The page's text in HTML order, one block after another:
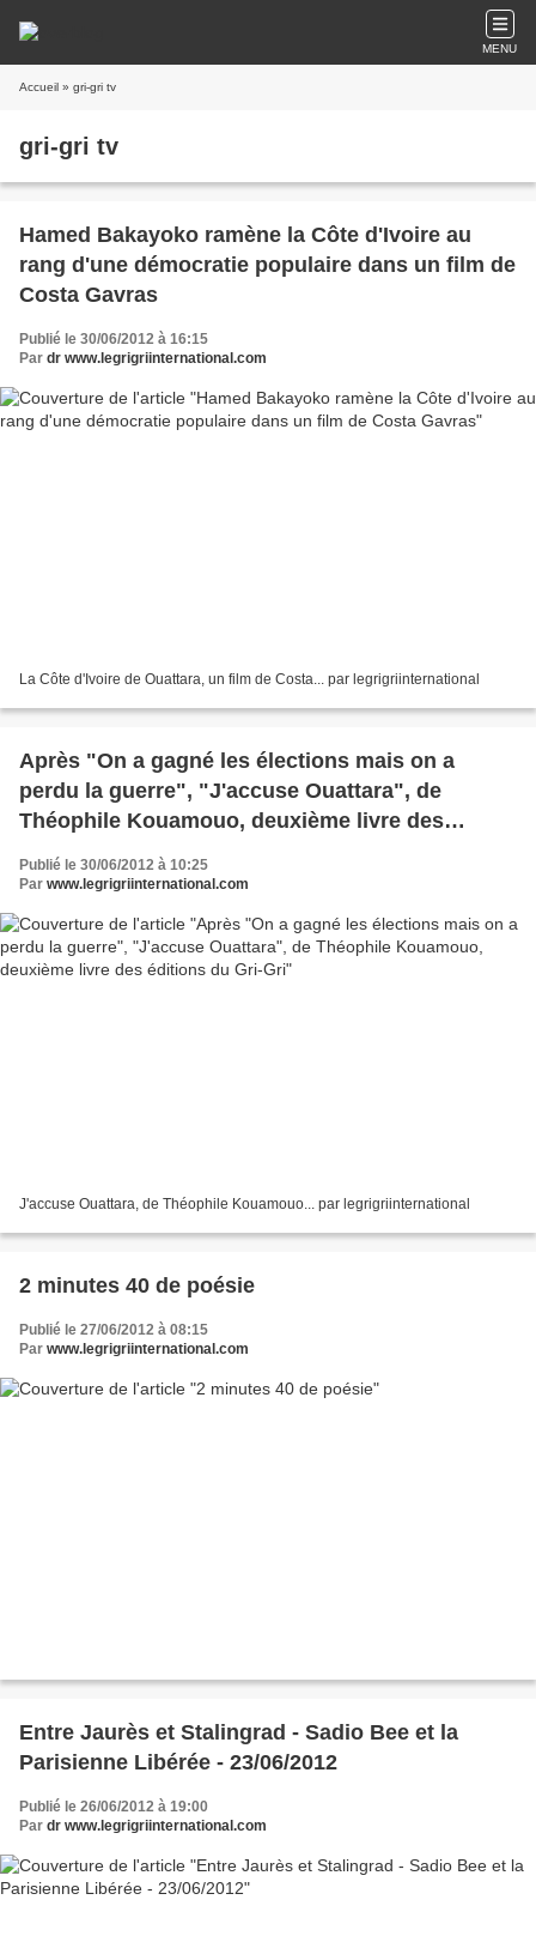
MENU
Accueil » gri-gri tv
gri-gri tv
Hamed Bakayoko ramène la Côte d'Ivoire au
rang d'une démocratie populaire dans un film de
Costa Gavras
Publié le 30/06/2012 à 16:15
Par dr www.legrigriinternational.com
La Côte d'Ivoire de Ouattara, un film de Costa... par legrigriinternational
Après "On a gagné les élections mais on a
perdu la guerre", "J'accuse Ouattara", de
Théophile Kouamouo, deuxième livre des
Publié le 30/06/2012 à 10:25
Par www.legrigriinternational.com
J'accuse Ouattara, de Théophile Kouamouo... par legrigriinternational
2 minutes 40 de poésie
Publié le 27/06/2012 à 08:15
Par www.legrigriinternational.com
Entre Jaurès et Stalingrad - Sadio Bee et la
Parisienne Libérée - 23/06/2012
Publié le 26/06/2012 à 19:00
Par dr www.legrigriinternational.com